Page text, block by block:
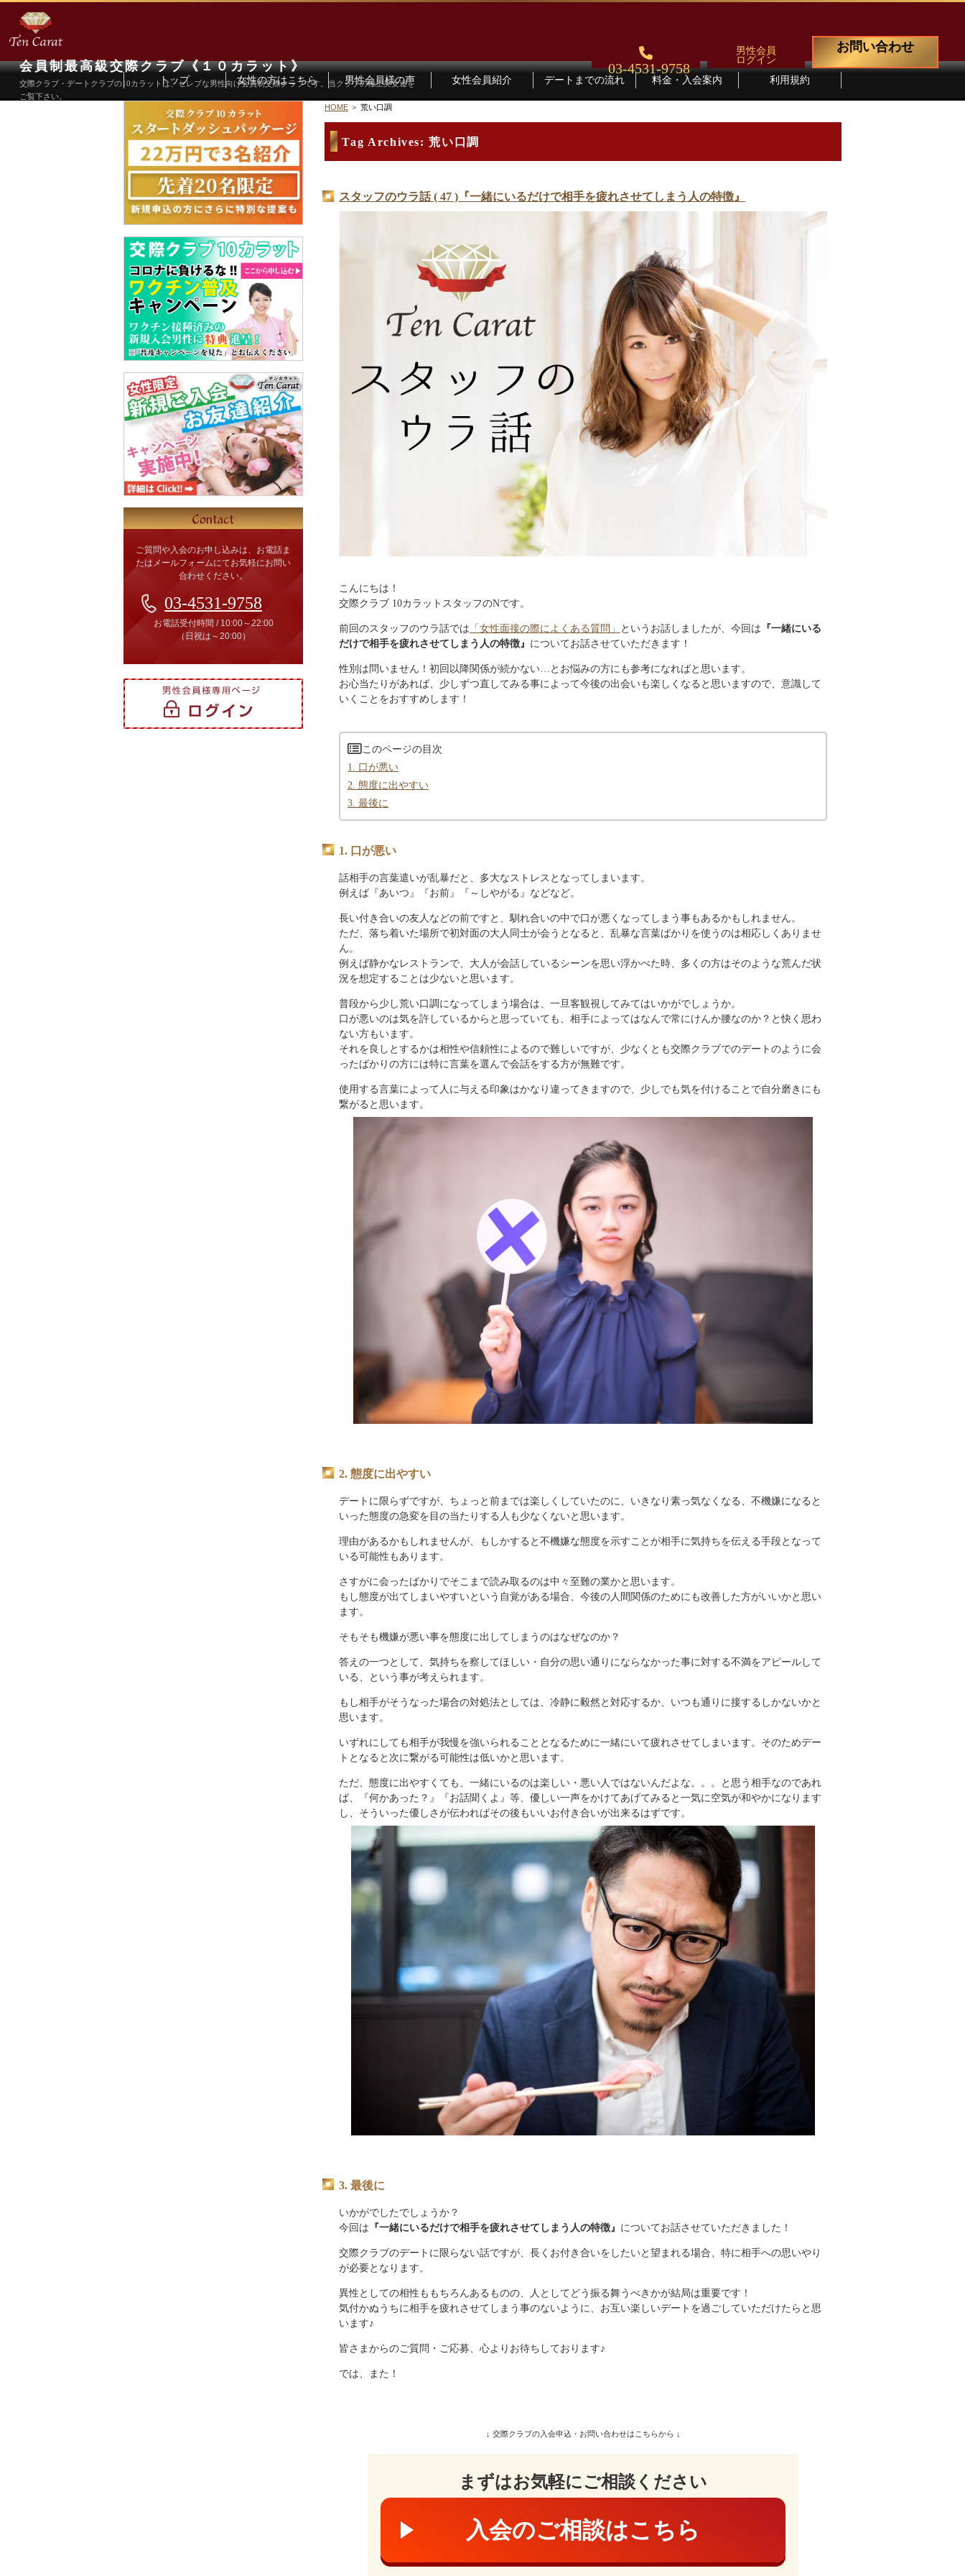
会員制最高級交際クラブ《１０カラット》
交際クラブ・デートクラブの10カラットは、セレブな男性向け会員制交際クラブです。当クラブの極上美女達を
ご覧下さい。
03-4531-9758
男性会員
ログイン
お問い合わせ
トップ 女性の方はこちら 男性会員様の声 女性会員紹介 デートまでの流れ 料金・入会案内 利用規約
HOME 荒い口調
Tag Archives:荒い口調
スタッフのウラ話 ( 47 )『一緒にいるだけで相手を疲れさせてしまう人の特徴』
こんにちは！
交際クラブ 10カラットスタッフのNです。
前回のスタッフのウラ話では 「女性面接の際によくある質問」 というお話しましたが、今回は 『一緒にいる
だけで相手を疲れさせてしまう人の特徴』 についてお話させていただきます！
性別は問いません！初回以降関係が続かない…とお悩みの方にも参考になればと思います。
お心当たりがあれば、少しずつ直してみる事によって今後の出会いも楽しくなると思いますので、意識して
いくことをおすすめします！
このページの目次
1. 口が悪い
2. 態度に出やすい
3. 最後に
1. 口が悪い
話相手の言葉遣いが乱暴だと、多大なストレスとなってしまいます。
例えば『あいつ』『お前』『～しやがる』などなど。
長い付き合いの友人などの前ですと、馴れ合いの中で口が悪くなってしまう事もあるかもしれません。
ただ、落ち着いた場所で初対面の大人同士が会うとなると、乱暴な言葉ばかりを使うのは相応しくありませ
ん。
例えば静かなレストランで、大人が会話しているシーンを思い浮かべた時、多くの方はそのような荒んだ状
況を想定することは少ないと思います。
普段から少し荒い口調になってしまう場合は、一旦客観視してみてはいかがでしょうか。
口が悪いのは気を許しているからと思っていても、相手によってはなんで常にけんか腰なのか？と快く思わ
ない方もいます。
それを良しとするかは相性や信頼性によるので難しいですが、少なくとも交際クラブでのデートのように会
ったばかりの方には特に言葉を選んで会話をする方が無難です。
使用する言葉によって人に与える印象はかなり違ってきますので、少しでも気を付けることで自分磨きにも
繋がると思います。
2. 態度に出やすい
デートに限らずですが、ちょっと前までは楽しくしていたのに、 いきなり素っ気なくなる、不機嫌になると
いった態度の急変を目の当たりする人も少なくないと思います。
理由があるかもしれませんが、もしかすると不機嫌な態度を示すことが相手に気持ちを伝える手段となって
いる可能性もあります。
さすがに会ったばかりでそこまで読み取るのは中々至難の業かと思います。
もし態度が出てしまいやすいという自覚がある場合、今後の人間関係のためにも改善した方がいいかと思い
ます。
そもそも機嫌が悪い事を態度に出してしまうのはなぜなのか？
答えの一つとして、気持ちを察してほしい・自分の思い通りにならなかった事に対する不満をアピールして
いる、という事が考えられます。
もし相手がそうなった場合の対処法としては、冷静に毅然と対応するか、いつも通りに接するしかないかと
思います。
いずれにしても相手が我慢を強いられることとなるために一緒にいて疲れさせてしまいます。そのためデー
トとなると次に繋がる可能性は低いかと思います。
ただ、態度に出やすくても、一緒にいるのは楽しい・悪い人ではないんだよな。。。と思う相手なのであれ
ば、『何かあった？』『お話聞くよ』等、優しい一声をかけてあげてみると一気に空気が和やかになります
し、そういった優しさが伝わればその後もいいお付き合いが出来るはずです。
3. 最後に
いかがでしたでしょうか？
今回は 『一緒にいるだけで相手を疲れさせてしまう人の特徴』 についてお話させていただきました！
交際クラブのデートに限らない話ですが、長くお付き合いをしたいと望まれる場合、特に相手への思いやり
が必要となります。
異性としての相性ももちろんあるものの、人としてどう振る舞うべきかが結局は重要です！
気付かぬうちに相手を疲れさせてしまう事のないように、お互い楽しいデートを過ごしていただけたらと思
います♪
皆さまからのご質問・ご応募、心よりお待ちしております♪
では、また！
↓ 交際クラブの入会申込・お問い合わせはこちらから ↓
まずはお気軽にご相談ください
入会のご相談はこちら
ご質問や入会のお申し込みは、お電話ま
たはメールフォームにてお気軽にお問い
合わせください。
03-4531-9758
お電話受付時間 / 10:00～22:00
（日祝は～20:00）